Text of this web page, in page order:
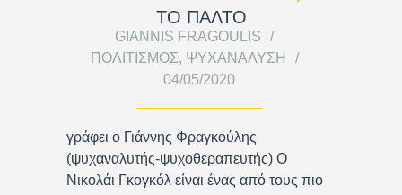
ΤΟ ΠΑΛΤΟ
GIANNIS FRAGOULIS
ΠΟΛΙΤΙΣΜΌΣ, ΨΥΧΑΝΆΛΥΣΗ
04/05/2020
γράφει ο Γιάννης Φραγκούλης
(ψυχαναλυτής-ψυχοθεραπευτής) Ο
Νικολάι Γκογκόλ είναι ένας από τους πιο